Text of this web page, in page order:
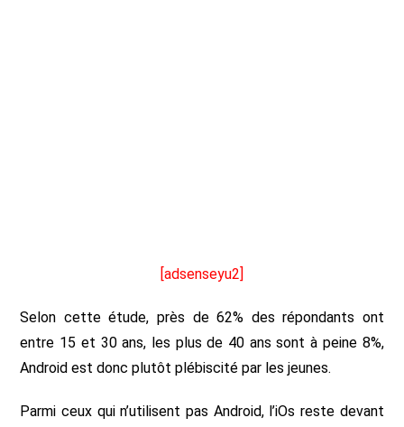
[adsenseyu2]
Selon cette étude, près de 62% des répondants ont
entre 15 et 30 ans, les plus de 40 ans sont à peine 8%,
Android est donc plutôt plébiscité par les jeunes.
Parmi ceux qui n’utilisent pas Android, l’iOs reste devant